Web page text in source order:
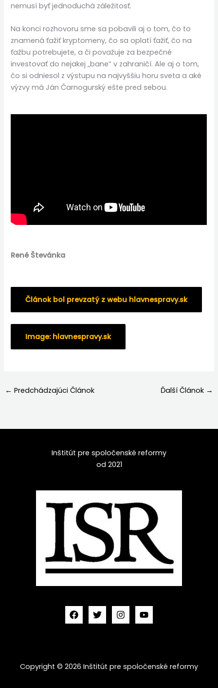
nemusí byť jednoduchá záležitosť.
Na konci rozhovoru sme sa pobavili aj o tom, čo to
znamená ťažiť kryptomeny, čo sa oplatí ťažiť, čo na
ťažbu potrebujete, a či považuje za bezpečné
investovať do nejakej „bane“ v zahraničí. Ale aj o tom,
čo si odniesol z výstupu na najvyššiu horu sveta a aké
výzvy má Ján Čarnogurský ešte pred sebou.
René Števánka
Článok bol prevzatý z webu hlavnespravy.sk
Image: hlavnespravy.sk
← Predchádzajúci Článok Ďalší Článok →
Inštitút pre spoločenské reformy
od 2021
Copyright © 2026 Inštitút pre spoločenské reformy